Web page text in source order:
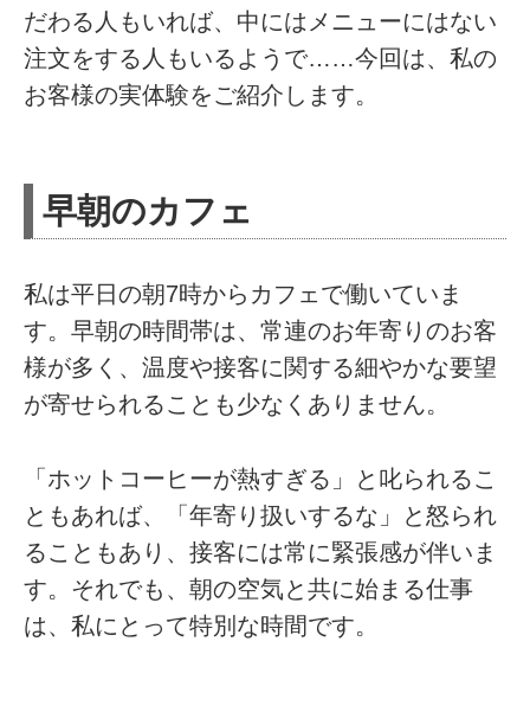
だわる人もいれば、中にはメニューにはない
注文をする人もいるようで……今回は、私の
お客様の実体験をご紹介します。
早朝のカフェ
私は平日の朝7時からカフェで働いていま
す。早朝の時間帯は、常連のお年寄りのお客
様が多く、温度や接客に関する細やかな要望
が寄せられることも少なくありません。
「ホットコーヒーが熱すぎる」と叱られるこ
ともあれば、「年寄り扱いするな」と怒られ
ることもあり、接客には常に緊張感が伴いま
す。それでも、朝の空気と共に始まる仕事
は、私にとって特別な時間です。